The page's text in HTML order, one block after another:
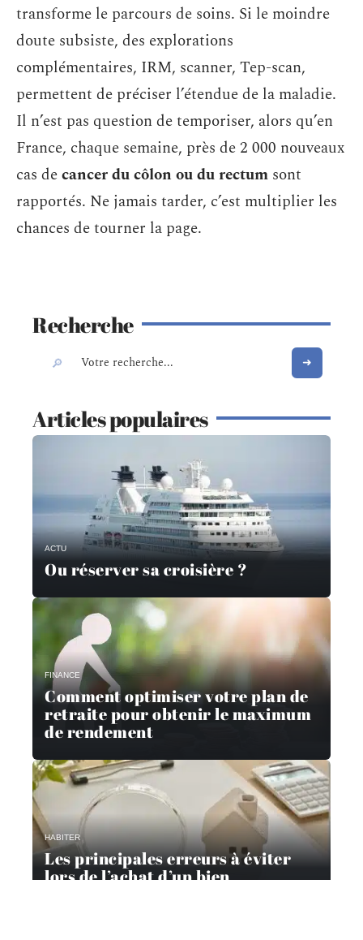
transforme le parcours de soins. Si le moindre
doute subsiste, des explorations
complémentaires, IRM, scanner, Tep-scan,
permettent de préciser l’étendue de la maladie.
Il n’est pas question de temporiser, alors qu’en
France, chaque semaine, près de 2 000 nouveaux
cas decancer du côlon ou du rectum sont
rapportés. Ne jamais tarder, c’est multiplier les
chances de tourner la page.
Recherche
Articles populaires
ACTU
Ou réserver sa croisière ?
FINANCE
Comment optimiser votre plan de
retraite pour obtenir le maximum
de rendement
HABITER
Les principales erreurs à éviter
lors de l’achat d’un bien